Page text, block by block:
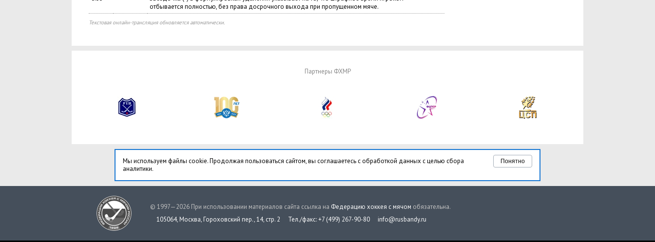
отбывается полностью, без права досрочного выхода при пропущенном мяче.
Текстовая онлайн-трансляция обновляется автоматически.
Партнеры ФХМР
Понятно
Мы используем файлы cookie. Продолжая пользоваться сайтом, вы соглашаетесь с обработкой данных с целью сбора
аналитики.
© 1997—2026 При использовании материалов сайта ссылка на Федерацию хоккея с мячом обязательна.
105064, Москва, Гороховский пер., 14, стр. 2
Тел./факс: +7 (499) 267-90-80 info@rusbandy.ru